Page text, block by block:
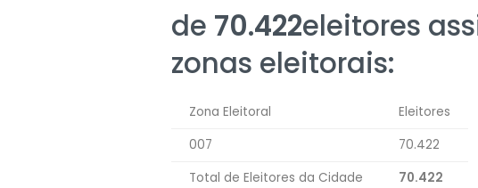
de 70.422eleitores
zonas eleitorais:
Zona Eleitoral
Eleitores
007
70.422
Total de Eleitores da Cidade
70.422